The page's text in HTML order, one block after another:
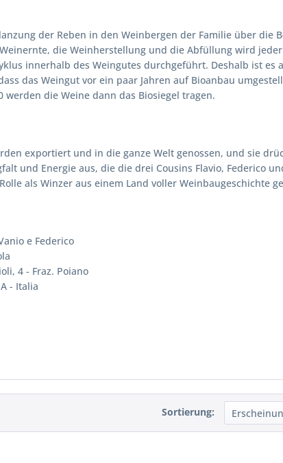
der Reben in den Weinbergen der Familie über die
die Weinherstellung und die Abfüllung wird
innerhalb des Weingutes durchgeführt. Deshalb ist es
das Weingut vor ein paar Jahren auf Bioanbau
werden die Weine dann das Biosiegel tragen.
exportiert und in die ganze Welt genossen, und sie
und Energie aus, die die drei Cousins Flavio, Federico
als Winzer aus einem Land voller Weinbaugeschichte
e Federico
4 - Fraz. Poiano
- Italia
Sortierung: